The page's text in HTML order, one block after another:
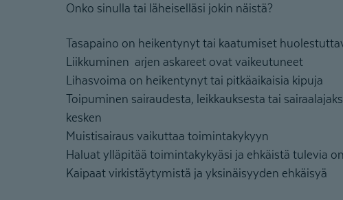
Onko sinulla tai läheiselläsi jokin näistä?
Tasapaino on heikentynyt tai kaatumiset
Liikkuminen arjen askareet ovat vaikeutuneet
Lihasvoima on heikentynyt tai pitkäaikaisia kipuja
Toipuminen sairaudesta, leikkauksesta tai
kesken
Muistisairaus vaikuttaa toimintakykyyn
Haluat ylläpitää toimintakykyäsi ja ehkäistä tulevia
Kaipaat virkistäytymistä ja yksinäisyyden ehkäisyä